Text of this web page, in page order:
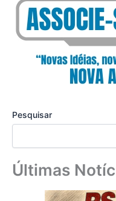
Pesquisar
Últimas